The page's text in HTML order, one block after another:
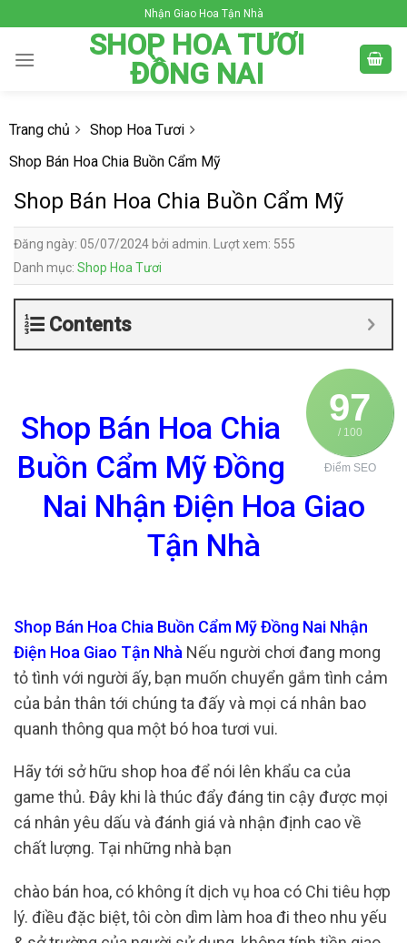
to
content
Nhận Giao Hoa Tận Nhà
SHOP HOA TƯƠI
ĐỒNG NAI
Trang chủ
Shop Hoa Tươi
Shop Bán Hoa Chia Buồn Cẩm Mỹ
Shop Bán Hoa Chia Buồn Cẩm Mỹ
Đăng ngày: 05/07/2024 bởi admin. Lượt xem: 555
Danh mục: Shop Hoa Tươi
Contents
97
/ 100
Điểm SEO
Shop Bán Hoa Chia
Buồn Cẩm Mỹ Đồng
Nai Nhận Điện Hoa Giao
Tận Nhà
Shop Bán Hoa Chia Buồn Cẩm Mỹ Đồng Nai Nhận
Điện Hoa Giao Tận Nhà Nếu người chơi đang mong
tỏ tình với người ấy, bạn muốn chuyển gắm tình cảm
của bản thân tới chúng ta đấy và mọi cá nhân bao
quanh thông qua một bó hoa tươi vui.
Hãy tới sở hữu shop hoa để nói lên khẩu ca của
game thủ. Đây khi là thúc đẩy đáng tin cậy được mọi
cá nhân yêu dấu và đánh giá và nhận định cao về
chất lượng. Tại những nhà bạn
chào bán hoa, có không ít dịch vụ hoa có Chi tiêu hợp
lý. điều đặc biệt, tôi còn dìm làm hoa đi theo nhu yếu